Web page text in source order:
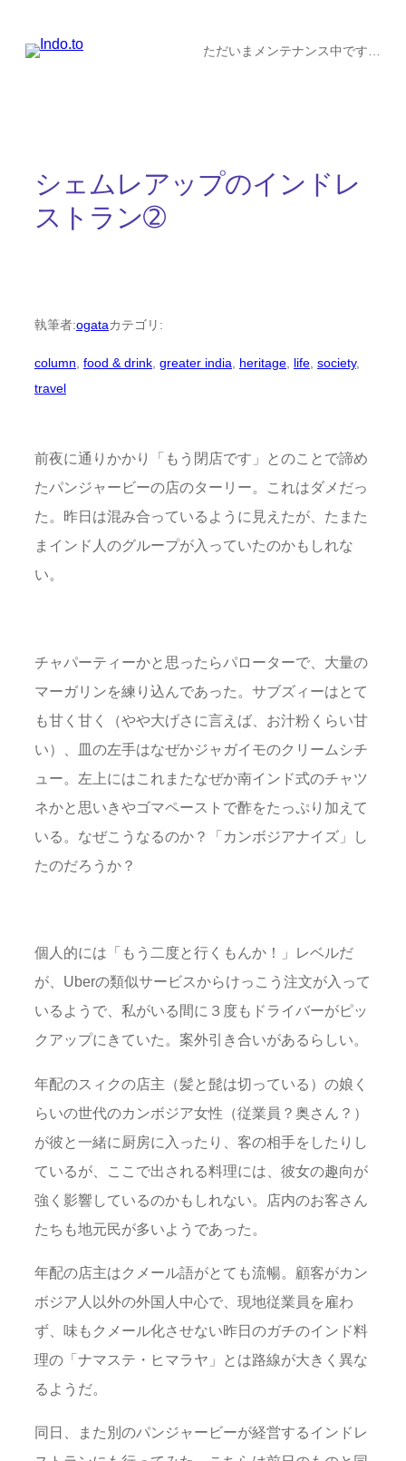
ただいまメンテナンス中です…
シェムレアップのインドレ
ストラン➁
執筆者:ogataカテゴリ:
column food & drink greater india heritage life society
travel
前夜に通りかかり「もう閉店です」とのことで諦め
たパンジャービーの店のターリー。これはダメだっ
た。昨日は混み合っているように見えたが、たまた
まインド人のグループが入っていたのかもしれな
い。
チャパーティーかと思ったらパローターで、大量の
マーガリンを練り込んであった。サブズィーはとて
も甘く甘く（やや大げさに言えば、お汁粉くらい甘
い）、皿の左手はなぜかジャガイモのクリームシチ
ュー。左上にはこれまたなぜか南インド式のチャツ
ネかと思いきやゴマペーストで酢をたっぷり加えて
いる。なぜこうなるのか？「カンボジアナイズ」し
たのだろうか？
個人的には「もう二度と行くもんか！」レベルだ
が、Uberの類似サービスからけっこう注文が入って
いるようで、私がいる間に３度もドライバーがピッ
クアップにきていた。案外引き合いがあるらしい。
年配のスィクの店主（髪と髭は切っている）の娘く
らいの世代のカンボジア女性（従業員？奥さん？）
が彼と一緒に厨房に入ったり、客の相手をしたりし
ているが、ここで出される料理には、彼女の趣向が
強く影響しているのかもしれない。店内のお客さん
たちも地元民が多いようであった。
年配の店主はクメール語がとても流暢。顧客がカン
ボジア人以外の外国人中心で、現地従業員を雇わ
ず、味もクメール化させない昨日のガチのインド料
理の「ナマステ・ヒマラヤ」とは路線が大きく異な
るようだ。
同日、また別のパンジャービーが経営するインドレ